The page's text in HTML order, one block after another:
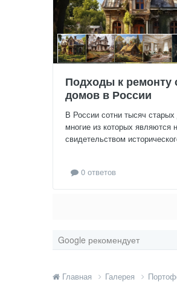
Подходы к ремонту
домов в России
В России сотни тысяч
многие из которых являются
свидетельством
0 ответов
Google рекомендует
Главная Галерея